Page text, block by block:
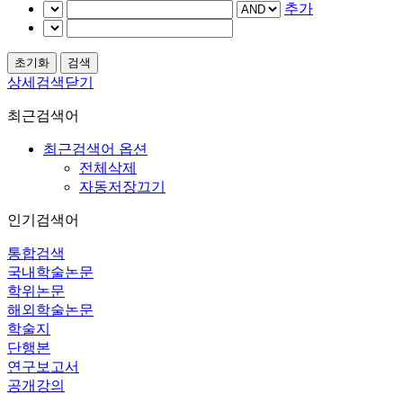
추가
상세검색닫기
최근검색어
최근검색어 옵션
전체삭제
자동저장끄기
인기검색어
통합검색
국내학술논문
학위논문
해외학술논문
학술지
단행본
연구보고서
공개강의